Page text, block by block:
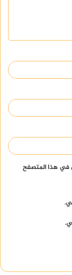
في هذا المتصفح